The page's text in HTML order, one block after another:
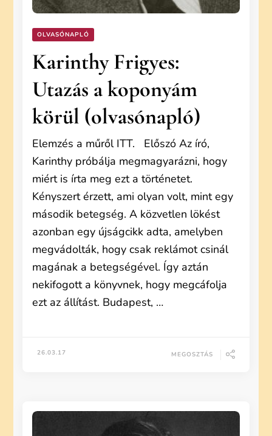
OLVASÓNAPLÓ
Karinthy Frigyes:
Utazás a koponyám
körül (olvasónapló)
Elemzés a műről ITT. Előszó Az író,
Karinthy próbálja megmagyarázni, hogy
miért is írta meg ezt a történetet.
Kényszert érzett, ami olyan volt, mint egy
második betegség. A közvetlen lökést
azonban egy újságcikk adta, amelyben
megvádolták, hogy csak reklámot csinál
magának a betegségével. Így aztán
nekifogott a könyvnek, hogy megcáfolja
ezt az állítást. Budapest, …
26.03.17 MEGOSZTÁS